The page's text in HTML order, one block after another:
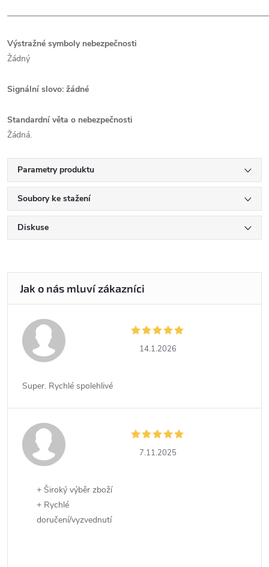
Výstražné symboly nebezpečnosti
Žádný
Signální slovo: žádné
Standardní věta o nebezpečnosti
Žádná.
Parametry produktu
Soubory ke stažení
Diskuse
14.1.2026
Super. Rychlé spolehlivé
7.11.2025
+ Široký výběr zboží
+ Rychlé
doručení/vyzvednutí